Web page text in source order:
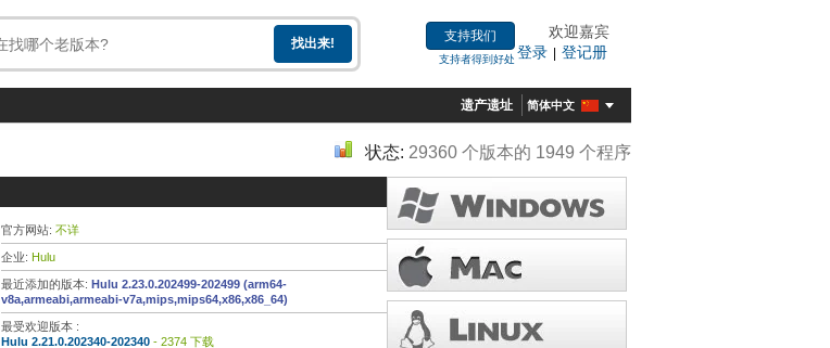
支持我们
支持者得到好处
欢迎嘉宾
登录 | 登记册
遗产遗址 简体中文
状态: 29360 个版本的 1949 个程序
官方网站: 不详
企业: Hulu
最近添加的版本: Hulu 2.23.0.202499-202499 (arm64-
v8a,armeabi,armeabi-v7a,mips,mips64,x86,x86_64)
最受欢迎版本 :
Hulu 2.21.0.202340-202340 - 2374 下载